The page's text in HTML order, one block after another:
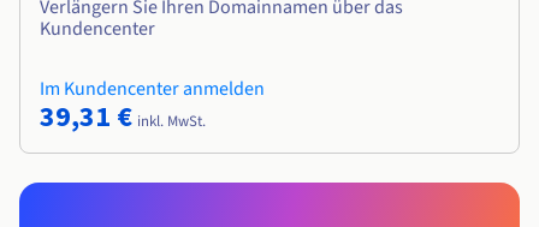
Verlängern Sie Ihren Domainnamen über das
Kundencenter
Im Kundencenter anmelden
39,31 € inkl. MwSt.